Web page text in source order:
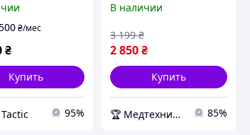
XL
титано-
бронеплит
₴/мес
₴
Купить
95%
(1шт.)
В наличии
2 850₴
3 199 ₴
Купить
🏆 Медтехника — 20 лет надежности 85%